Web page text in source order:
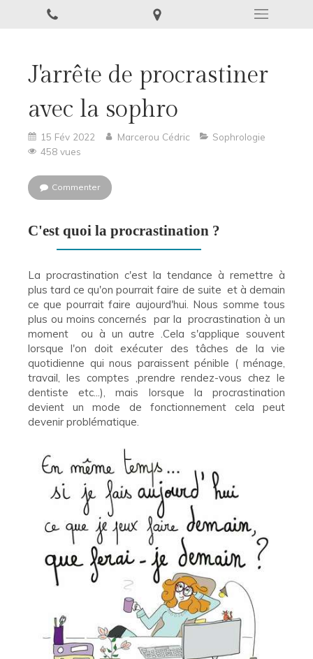
J'arrête de procrastiner
avec la sophro
15 Fév 2022 Marcerou Cédric
Sophrologie
458 vues
Commenter
C'est quoi la procrastination ?
La procrastination c'est la tendance à remettre à
plus tard ce qu'on pourrait faire de suite et à demain
ce que pourrait faire aujourd'hui. Nous somme tous
plus ou moins concernés par la procrastination à un
moment ou à un autre .Cela s'applique souvent
lorsque l'on doit exécuter des tâches de la vie
quotidienne qui nous paraissent pénible ( ménage,
travail, les comptes ,prendre rendez-vous chez le
dentiste etc...), mais lorsque la procrastination
devient un mode de fonctionnement cela peut
devenir problématique.